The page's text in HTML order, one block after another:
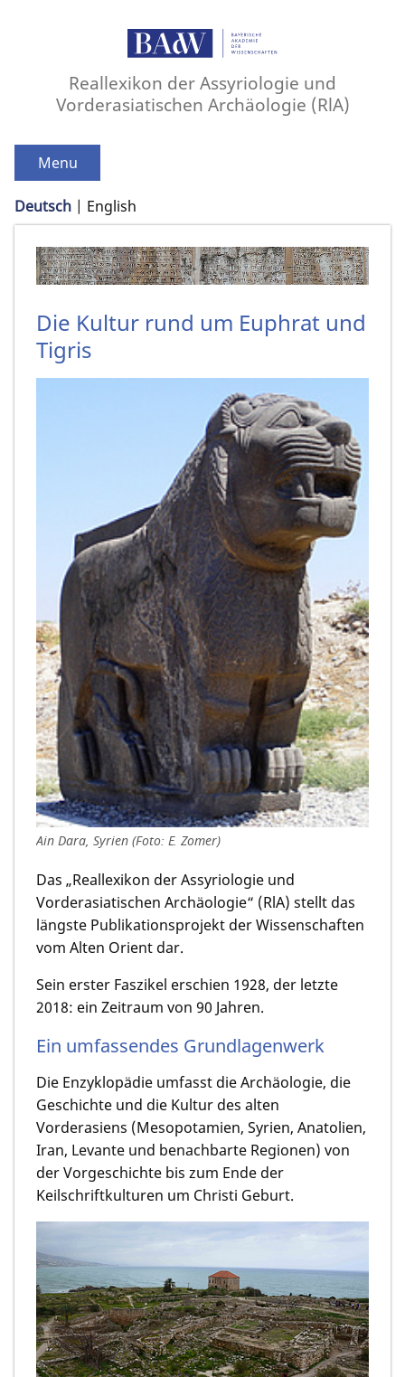
Reallexikon der Assyriologie und
Vorderasiatischen Archäologie (RlA)
Menu
Deutsch English
Die Kultur rund um Euphrat und
Tigris
Ain Dara, Syrien (Foto: E. Zomer)
Das „Reallexikon der Assyriologie und
Vorderasiatischen Archäologie“ (RlA) stellt das
längste Publikationsprojekt der Wissenschaften
vom Alten Orient dar.
Sein erster Faszikel erschien 1928, der letzte
2018: ein Zeitraum von 90 Jahren.
Ein umfassendes Grundlagenwerk
Die Enzyklopädie umfasst die Archäologie, die
Geschichte und die Kultur des alten
Vorderasiens (Mesopotamien, Syrien, Anatolien,
Iran, Levante und benachbarte Regionen) von
der Vorgeschichte bis zum Ende der
Keilschriftkulturen um Christi Geburt.